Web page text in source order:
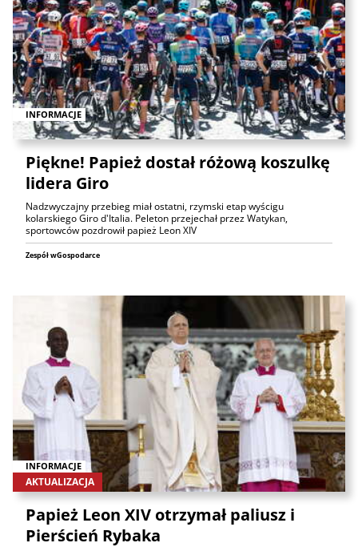
INFORMACJE
Piękne! Papież dostał różową koszulkę
lidera Giro
Nadzwyczajny przebieg miał ostatni, rzymski etap wyścigu
kolarskiego Giro d'Italia. Peleton przejechał przez Watykan,
sportowców pozdrowił papież Leon XIV
Zespół wGospodarce
INFORMACJE
AKTUALIZACJA
Papież Leon XIV otrzymał paliusz i
Pierścień Rybaka